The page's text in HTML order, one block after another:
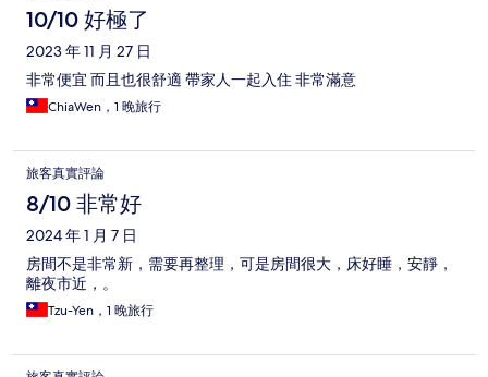
10/10 好極了
2023 年 11 月 27 日
非常便宜 而且也很舒適 帶家人一起入住 非常滿意
ChiaWen，1 晚旅行
旅客真實評論
8/10 非常好
2024 年 1 月 7 日
房間不是非常新，需要再整理，可是房間很大，床好睡，安靜，
離夜市近，。
Tzu-Yen，1 晚旅行